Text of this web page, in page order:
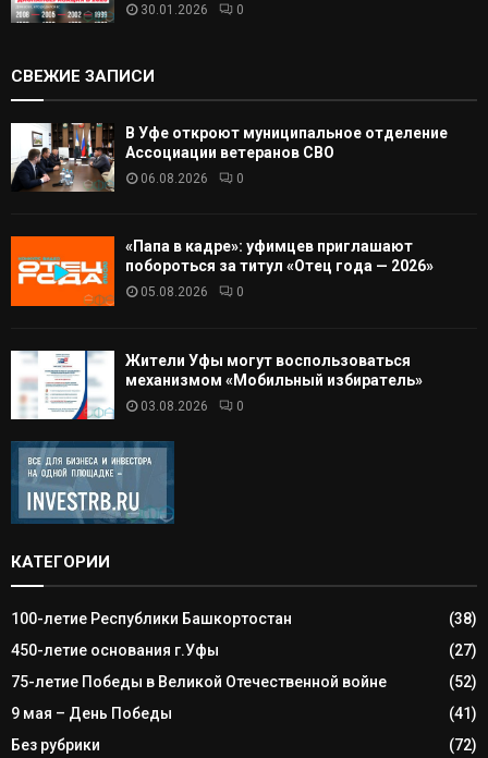
30.01.2026 0
СВЕЖИЕ ЗАПИСИ
В Уфе откроют муниципальное отделение
Ассоциации ветеранов СВО
06.08.2026 0
«Папа в кадре»: уфимцев приглашают
побороться за титул «Отец года — 2026»
05.08.2026 0
Жители Уфы могут воспользоваться
механизмом «Мобильный избиратель»
03.08.2026 0
КАТЕГОРИИ
100-летие Республики Башкортостан
(38)
450-летие основания г.Уфы
(27)
75-летие Победы в Великой Отечественной войне
(52)
9 мая – День Победы
(41)
Без рубрики
(72)